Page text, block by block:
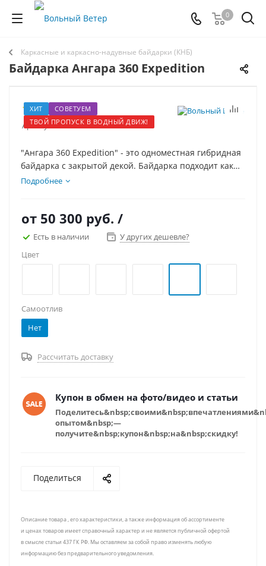
0
Каркасные и каркасно-надувные байдарки (КНБ)
Байдарка Ангара 360 Expedition
ХИТ
СОВЕТУЕМ
ТВОЙ ПРОПУСК В ВОДНЫЙ ДВИЖ!
3
Артикул: 11051
"Ангара 360 Expedition" - это одноместная гибридная
байдарка с закрытой декой. Байдарка подходит как
для сплава по спокойным рекам, походов по озерам и
Подробнее
от 50 300 руб. /
Есть в наличии
У других дешевле?
Цвет
Самоотлив
Нет
Рассчитать доставку
Купон в обмен на фото/видео и статьи
опытом&nbsp;—
получите&nbsp;купон&nbsp;на&nbsp;скидку!
Поделиться
Описание товара , его характеристики, а также информация об ассортименте
и ценах товаров имеет справочный характер и не является публичной офертой
в смысле статьи 437 ГК РФ. Мы оставляем за собой право изменять любую
информацию без предварительного уведомления.